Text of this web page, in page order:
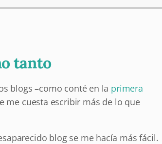
tanto
blogs –como conté en la primera
me cuesta escribir más de lo que
blog se me hacía más fácil.